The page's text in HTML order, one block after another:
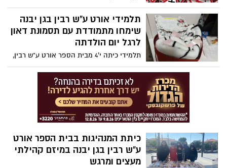
הצפונית החדשה ואת גן יבנה לכביש 42
ייחסם לתנועה כביש 42 בקטע שבין כביש 4
לכביש 7 מחר, 16/11/2021 החל מהשעה 22:00
ועד לשעה 5:00 למחרת בבוקר.
תלמידי אורט ע"ש רבין בגן יבנה
שימחו מתמודדת עם תסמונת דאון
לרגל יום הולדתה
תלמידי כיתה י'4 מבית הספר אורט ע"ש רבין,
יצאו ביוזמה חדשה ומרגשת במיוחד בשם
"לשמח את מאשה" והם קוראים להצטרף
אליהם באיחולים לבביים למאשה, מתמודדת
עם תסמונת דאון המתגוררת בכפר כישורית
בצפון הארץ.
כיתת המנהיגות בבית הספר אורט
ע"ש רבין בגן יבנה במיזם קהילתי
מעצים ומרגש